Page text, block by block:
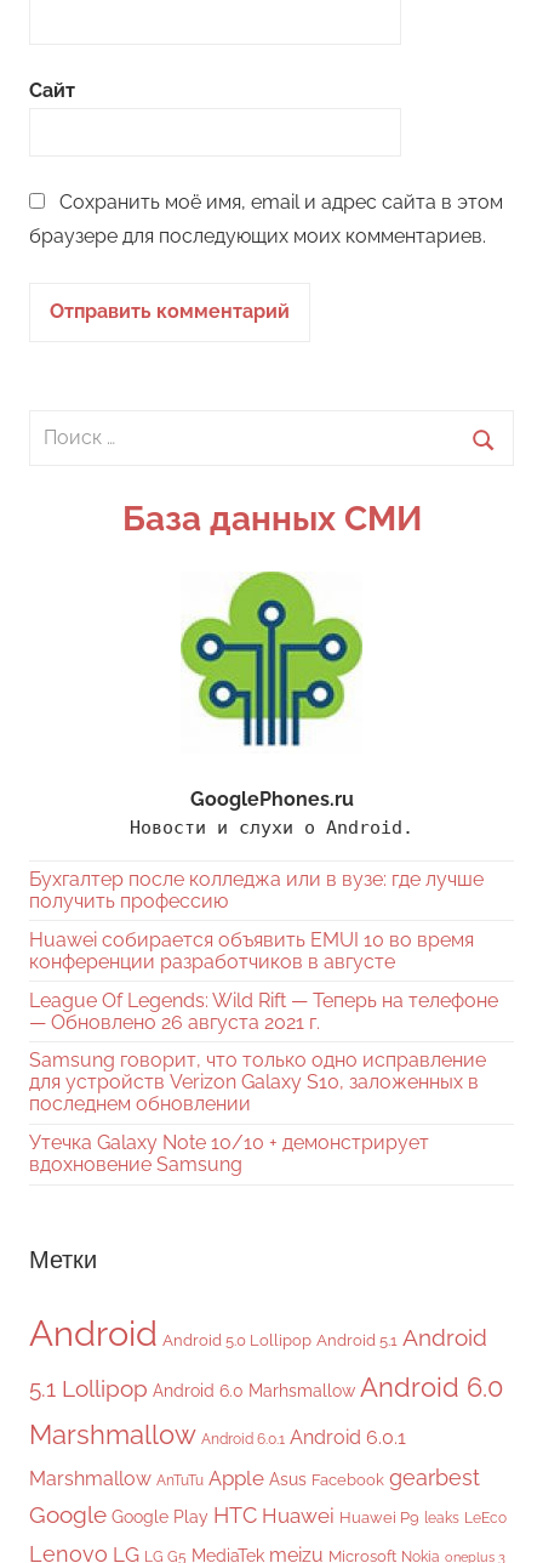
Сайт
Сохранить моё имя, email и адрес сайта в этом
браузере для последующих моих комментариев.
Поиск
База данных СМИ
GooglePhones.ru
Новости и слухи о Android.
Бухгалтер после колледжа или в вузе: где лучше
получить профессию
Huawei собирается объявить EMUI 10 во время
конференции разработчиков в августе
League Of Legends: Wild Rift — Теперь на телефоне
— Обновлено 26 августа 2021 г.
Samsung говорит, что только одно исправление
для устройств Verizon Galaxy S10, заложенных в
последнем обновлении
Утечка Galaxy Note 10/10 + демонстрирует
вдохновение Samsung
Метки
Android Android 5.0 Lollipop Android 5.1 Android
5.1 Lollipop Android 6.0 Marhsmallow Android 6.0
Marshmallow Android 6.0.1 Android 6.0.1
Marshmallow AnTuTu Apple Asus Facebook gearbest
Google Google Play HTC Huawei Huawei P9 leaks LeEco
Lenovo LG LG G5 MediaTek meizu Microsoft Nokia oneplus 3